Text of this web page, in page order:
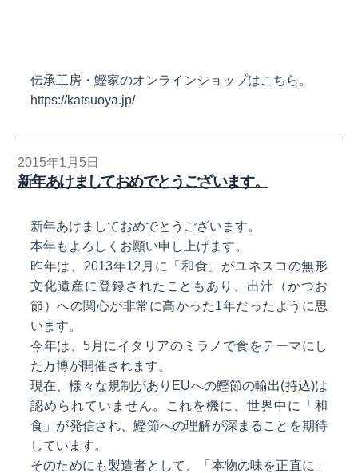
伝承工房・鰹家のオンラインショップはこちら。
https://katsuoya.jp/
2015年1月5日
新年あけましておめでとうございます。
新年あけましておめでとうございます。
本年もよろしくお願い申し上げます。
昨年は、2013年12月に「和食」がユネスコの無形
文化遺産に登録されたこともあり、出汁（かつお
節）への関心が非常に高かった1年だったように思
います。
今年は、5月にイタリアのミラノで食をテーマにし
た万博が開催されます。
現在、様々な規制がありEUへの鰹節の輸出(持込)は
認められていません。これを機に、世界中に「和
食」が発信され、鰹節への理解が深まることを期待
しています。
そのためにも製造者として、「本物の味を正直に」